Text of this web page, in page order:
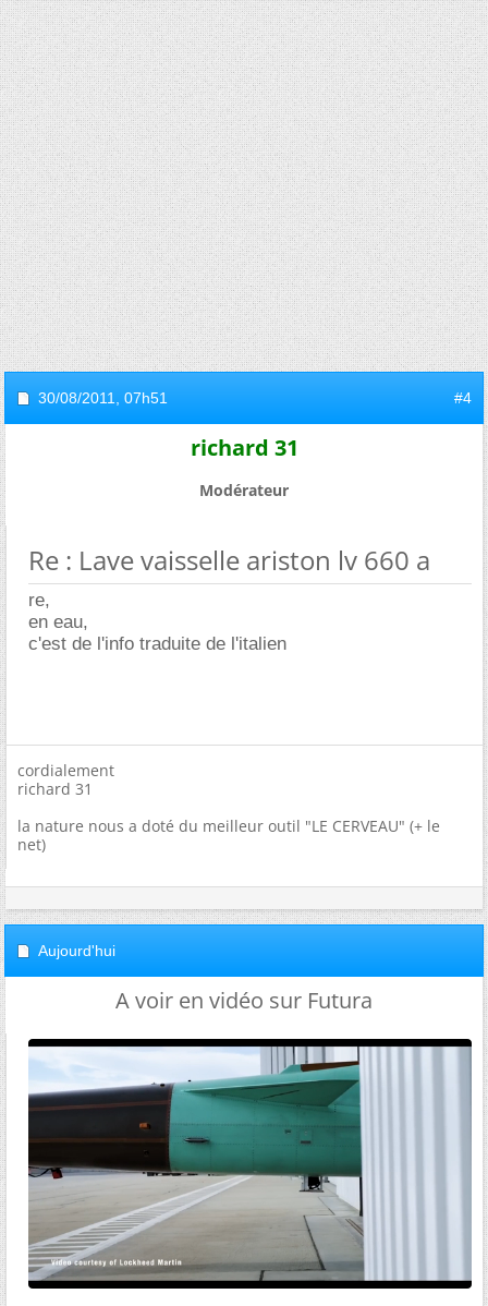
30/08/2011, 07h51 #4
richard 31
Modérateur
Re : Lave vaisselle ariston lv 660 a
re,
en eau,
c'est de l'info traduite de l'italien
cordialement
richard 31
la nature nous a doté du meilleur outil "LE CERVEAU" (+ le
net)
Aujourd'hui
A voir en vidéo sur Futura